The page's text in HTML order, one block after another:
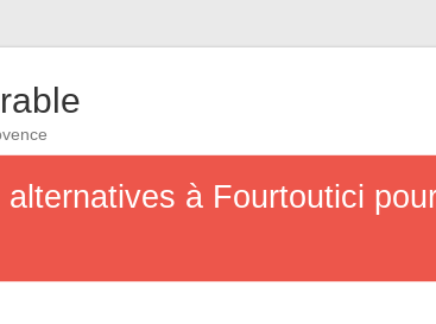
alternatives à Fourtoutici